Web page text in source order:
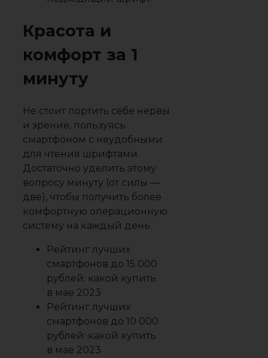
Красота и
комфорт за 1
минуту
Не стоит портить себе нервы
и зрение, пользуясь
смартфоном с неудобными
для чтения шрифтами.
Достаточно уделить этому
вопросу минуту (от силы —
две), чтобы получить более
комфортную операционную
систему на каждый день.
Рейтинг лучших
смартфонов до 15 000
рублей: какой купить
в мае 2023
Рейтинг лучших
смартфонов до 10 000
рублей: какой купить
в мае 2023